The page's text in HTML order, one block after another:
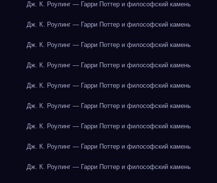
Дж. К. Роулинг — Гарри Поттер и философский камень
Дж. К. Роулинг — Гарри Поттер и философский камень
Дж. К. Роулинг — Гарри Поттер и философский камень
Дж. К. Роулинг — Гарри Поттер и философский камень
Дж. К. Роулинг — Гарри Поттер и философский камень
Дж. К. Роулинг — Гарри Поттер и философский камень
Дж. К. Роулинг — Гарри Поттер и философский камень
Дж. К. Роулинг — Гарри Поттер и философский камень
Дж. К. Роулинг — Гарри Поттер и философский камень